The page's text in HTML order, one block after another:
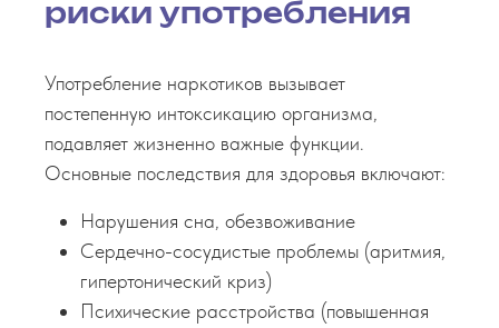
риски употребления
Употребление наркотиков вызывает
постепенную интоксикацию организма,
подавляет жизненно важные функции.
Основные последствия для здоровья включают:
Нарушения сна, обезвоживание
Сердечно-сосудистые проблемы (аритмия,
гипертонический криз)
Психические расстройства (повышенная